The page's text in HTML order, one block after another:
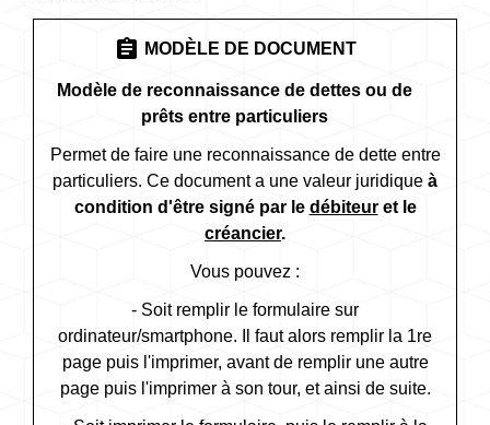
assignment MODÈLE DE DOCUMENT
Modèle de reconnaissance de dettes ou de
prêts entre particuliers
Permet de faire une reconnaissance de dette entre
particuliers. Ce document a une valeur juridique à
condition d'être signé par le débiteuret le
créancier.
Vous pouvez :
- Soit remplir le formulaire sur
ordinateur/smartphone. Il faut alors remplir la 1re
page puis l'imprimer, avant de remplir une autre
page puis l'imprimer à son tour, et ainsi de suite.